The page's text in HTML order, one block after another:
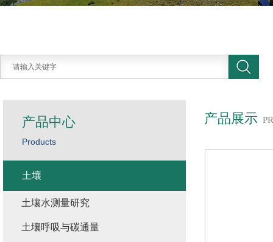
产品展示
产品中心
Products
土壤
土壤水测量研究
土壤呼吸与碳通量